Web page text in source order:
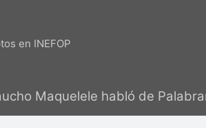
en INEFOP
Maquelele habló de